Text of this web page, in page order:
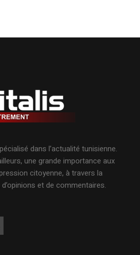
dans l’actualité tunisienne.
une grande importance aux
citoyenne, à travers la
et de commentaires.